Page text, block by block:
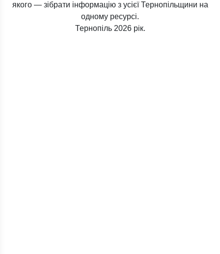
якого — зібрати інформацію з усієї Тернопільщини на
одному ресурсі.
Тернопіль 2026 рік.